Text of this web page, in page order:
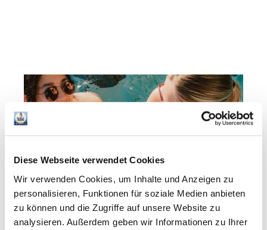
Diese Webseite verwendet Cookies
Wir verwenden Cookies, um Inhalte und Anzeigen zu
personalisieren, Funktionen für soziale Medien anbieten
zu können und die Zugriffe auf unsere Website zu
analysieren. Außerdem geben wir Informationen zu Ihrer
16. Juli - 13. September 2026